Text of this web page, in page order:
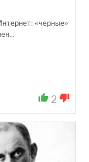
«черные»
thumb_up 2 thumb_down